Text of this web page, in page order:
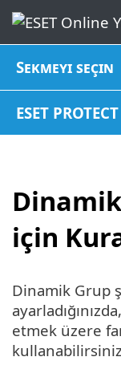
Sekmeyi seçin
ESET
için
Dinamik Grup
etmek üzere